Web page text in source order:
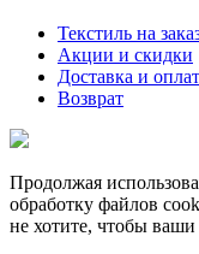
Текстиль на
Акции и скидки
Доставка и
Возврат
Продолжая
обработку файлов
не хотите, чтобы ваши